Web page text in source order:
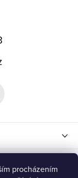
procházením